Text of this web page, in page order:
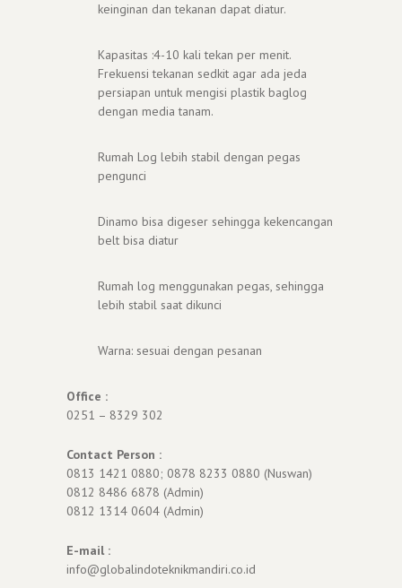
keinginan dan tekanan dapat diatur.
Kapasitas :4-10 kali tekan per menit.
Frekuensi tekanan sedkit agar ada jeda
persiapan untuk mengisi plastik baglog
dengan media tanam.
Rumah Log lebih stabil dengan pegas
pengunci
Dinamo bisa digeser sehingga kekencangan
belt bisa diatur
Rumah log menggunakan pegas, sehingga
lebih stabil saat dikunci
Warna: sesuai dengan pesanan
Office :
0251 – 8329 302
Contact Person :
0813 1421 0880; 0878 8233 0880 (Nuswan)
0812 8486 6878 (Admin)
0812 1314 0604 (Admin)
E-mail :
info@globalindoteknikmandiri.co.id